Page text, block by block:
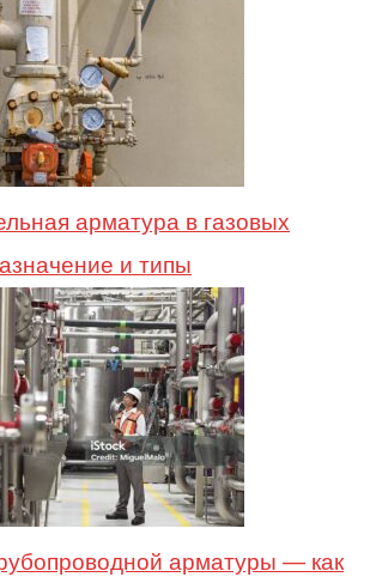
арматура в газовых
и типы
арматуры — как